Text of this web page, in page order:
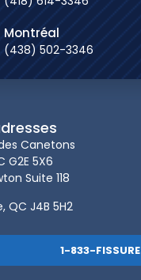
Montréal
(438) 502-3346
Canetons
G2E 5X6
Suite 118
QC J4B 5H2
1-833-FISSURE